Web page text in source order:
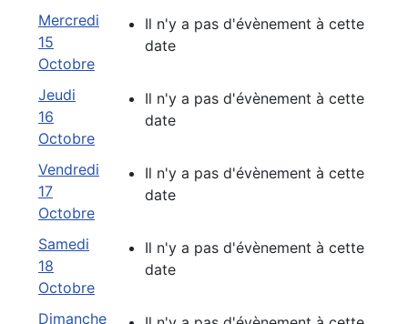
Mercredi
15
Octobre
Il n'y a pas d'évènement à cette
date
Jeudi
16
Octobre
Il n'y a pas d'évènement à cette
date
Vendredi
17
Octobre
Il n'y a pas d'évènement à cette
date
Samedi
18
Octobre
Il n'y a pas d'évènement à cette
date
Dimanche